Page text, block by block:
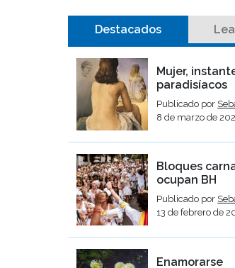
Destacados
Mujer,
paradisíacos
Publicado por
8 de marzo de
Bloques
ocupan BH
Publicado por
13 de febrero de
Enamorarse